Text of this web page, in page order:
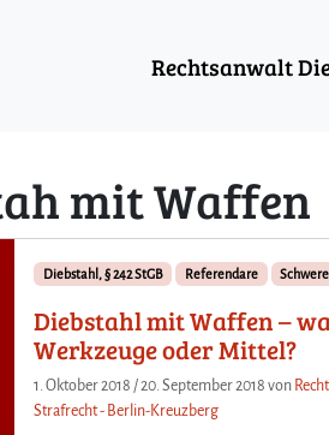
Rechtsanwalt
mit Waffen
Diebstahl, § 242 StGB Referendare
Diebstahl mit Waffen –
Werkzeuge oder Mittel?
1. Oktober 2018 /20. September 2018 von
Strafrecht - Berlin-Kreuzberg